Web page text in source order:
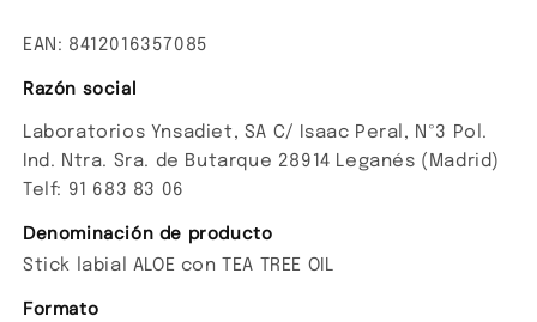
EAN: 8412016357085
Razón social
Laboratorios Ynsadiet, SA C/ Isaac Peral, Nº3 Pol.
Ind. Ntra. Sra. de Butarque 28914 Leganés (Madrid)
Telf: 91 683 83 06
Denominación de producto
Stick labial ALOE con TEA TREE OIL
Formato